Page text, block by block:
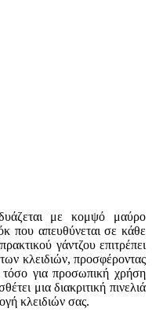
με κομψό μαύρο
που απευθύνεται σε κάθε
γάντζου επιτρέπει
κλειδιών, προσφέροντας
τόσο για προσωπική χρήση
μια διακριτική πινελιά
κλειδιών σας.